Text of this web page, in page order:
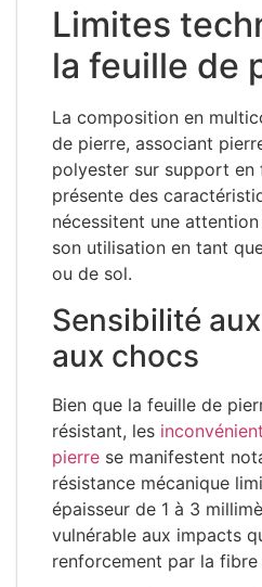
Limites
la feuille de
La composition en
de pierre, associant
polyester sur support en
présente des
nécessitent une
son utilisation en tant
ou de sol.
Sensibilité
aux chocs
Bien que la feuille de
résistant, les
pierre se manifestent
résistance mécanique
épaisseur de 1 à 3
vulnérable aux impacts
renforcement par la fibre